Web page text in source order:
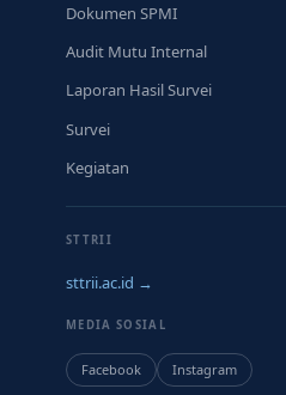
Dokumen SPMI
Audit Mutu Internal
Laporan Hasil Survei
Survei
Kegiatan
STTRII
sttrii.ac.id →
MEDIA SOSIAL
Facebook Instagram